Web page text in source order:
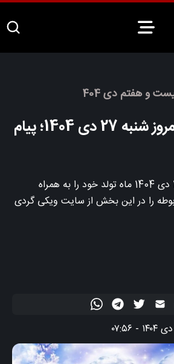
و هفتم دی 404
فال فرشتگان امروز شنبه 27 دی 1404؛ پیام
فال فرشتگان امروز 27 دی 1404 ماه تولد خود را به همراه
را در این بخش از سایت ویکی گردی